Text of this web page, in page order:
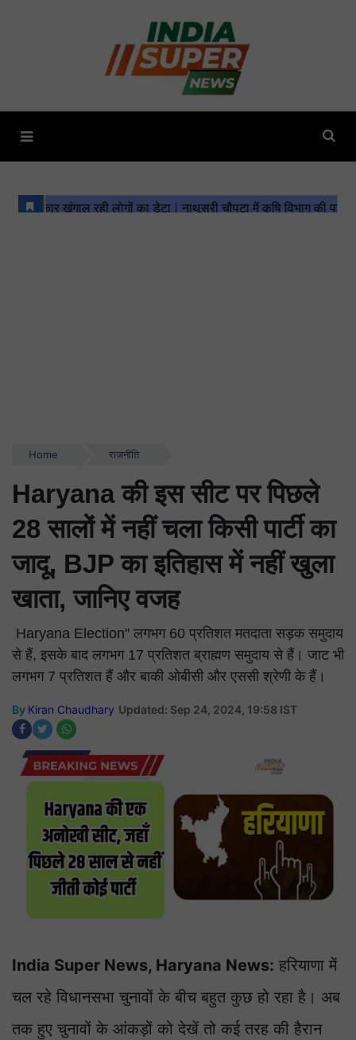
Home राजनीति
Haryana की इस सीट पर पिछले
28 सालों में नहीं चला किसी पार्टी का
जादू, BJP का इतिहास में नहीं खुला
खाता, जानिए वजह
Haryana Election" लगभग 60 प्रतिशत मतदाता सड़क समुदाय
से हैं, इसके बाद लगभग 17 प्रतिशत ब्राह्मण समुदाय से हैं। जाट भी
लगभग 7 प्रतिशत हैं और बाकी ओबीसी और एससी श्रेणी के हैं।
By Kiran Chaudhary Updated: Sep 24, 2024, 19:58 IST
India Super News, Haryana News: हरियाणा में
चल रहे विधानसभा चुनावों के बीच बहुत कुछ हो रहा है। अब
तक हुए चुनावों के आंकड़ों को देखें तो कई तरह की हैरान